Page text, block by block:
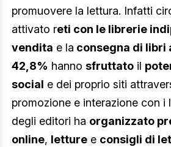
promuovere la lettura. Infatti
attivato reti con le librerie
vendita e la consegna di libri
42,8% hanno sfruttato il
social e dei proprio siti
promozione e interazione con i
degli editori ha organizzato
online, letture e consigli di